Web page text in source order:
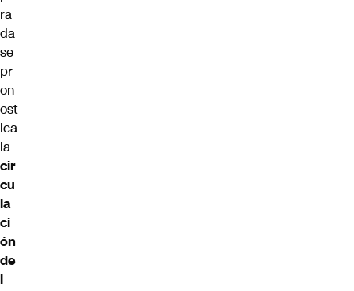
ra
da
se
pr
on
ost
ica
la
cir
cu
la
ci
ón
de
l